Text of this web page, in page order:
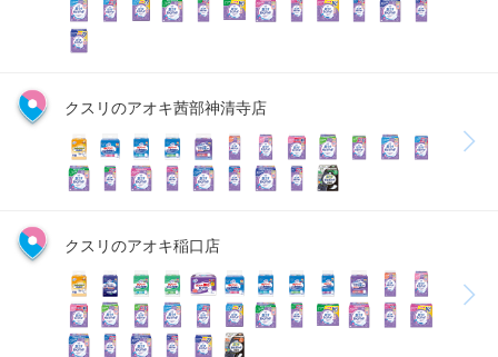
クスリのアオキ茜部神清寺店
クスリのアオキ稲口店